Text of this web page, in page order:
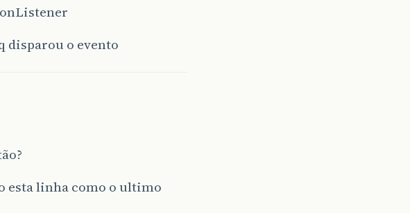
disparou o evento
esta linha como o ultimo